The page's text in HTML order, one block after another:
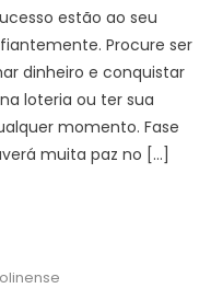
estão ao seu
Procure ser
dinheiro e conquistar
loteria ou ter sua
momento. Fase
muita paz no […]